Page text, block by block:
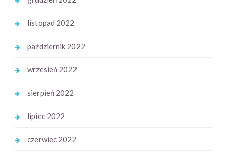
listopad 2022
październik 2022
wrzesień 2022
sierpień 2022
lipiec 2022
czerwiec 2022